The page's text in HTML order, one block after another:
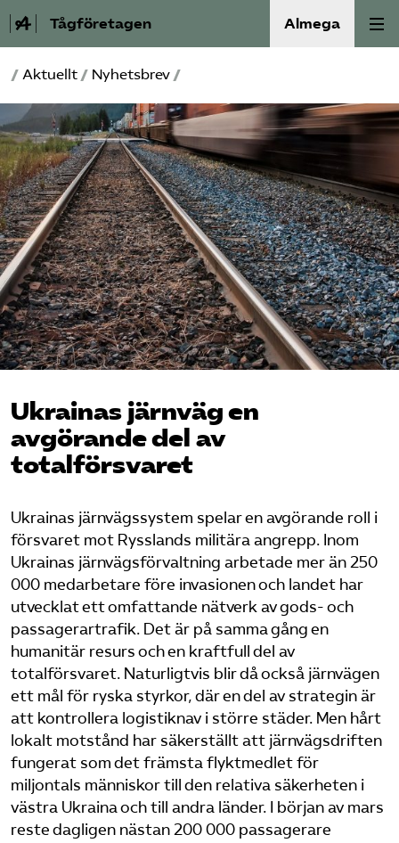
Tågföretagen Almega
Aktuellt
Reformagenda för järnvägen
Våra frågor
Aktiviteter
Om oss
Kontakt
Mina sidor (almega.se)
Bli medlem
Sök på tagforetagen.se
/ Aktuellt / Nyhetsbrev /
Ukrainas järnväg en
avgörande del av
totalförsvaret
Ukrainas järnvägssystem spelar en avgörande roll i
försvaret mot Rysslands militära angrepp. Inom
Ukrainas järnvägsförvaltning arbetade mer än 250
000 medarbetare före invasionen och landet har
utvecklat ett omfattande nätverk av gods- och
passagerartrafik. Det är på samma gång en
humanitär resurs och en kraftfull del av
totalförsvaret. Naturligtvis blir då också järnvägen
ett mål för ryska styrkor, där en del av strategin är
att kontrollera logistiknav i större städer. Men hårt
lokalt motstånd har säkerställt att järnvägsdriften
fungerat som det främsta flyktmedlet för
miljontals människor till den relativa säkerheten i
västra Ukraina och till andra länder. I början av mars
reste dagligen nästan 200 000 passagerare